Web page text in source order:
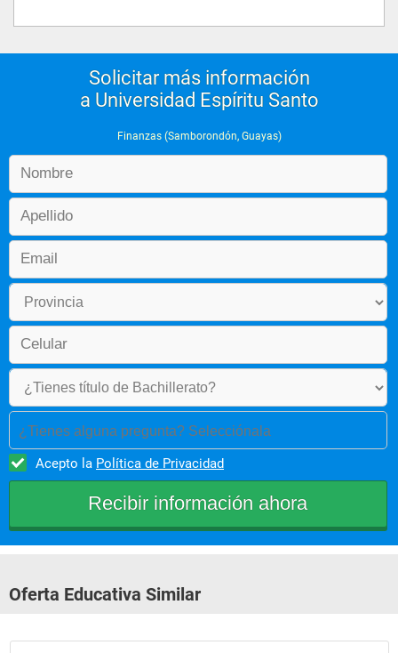
Manejo y apalancamiento de recursos financieros.
Campos de Acción
desempeñarse en cualquier puesto directivo financiero de
lucro, nacional o transnacional. También tendrá la habilidad de
crear su propio modelo de negocio o emprendimiento,
participar en procesos de consultoría externa o adaptarse a
las nuevas dinámicas laborales en tecnología digital.
Valor Diferenciador
Es una carrera que incorpora los conocimientos que se utilizan
en las principales certificaciones internacionales, el manejo
software especializado y de herramientas tecnológicas
digitales, estándares que definen actualmente a un
profesional en el área financiera. El diseño de su malla permite
que los estudiantes generen mejores competencias y
habilidades dentro del entorno laboral.
Solicitar más información
a Universidad Espíritu Santo
Finanzas (Samborondón, Guayas)
¿Tienes alguna pregunta? Selecciónala
Acepto la Política de Privacidad
Oferta Educativa Similar